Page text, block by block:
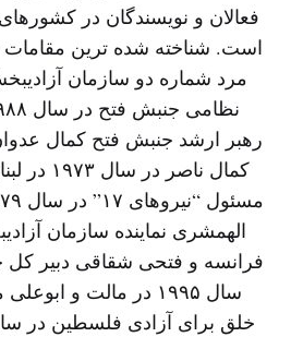
فعالان و نویسندگان در
است. شناخته شده ترین مقامات
مرد شماره دو سازمان
رهبر ارشد جنبش فتح کمال
کمال
فرانسه و فتحی شقاقی دبیر کل
سال ۱۹۹۵ در مالت و